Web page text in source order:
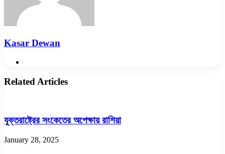
Kasar Dewan
Related Articles
যুক্তরাষ্ট্রের সংকেতের অপেক্ষায় রাশিয়া
January 28, 2025